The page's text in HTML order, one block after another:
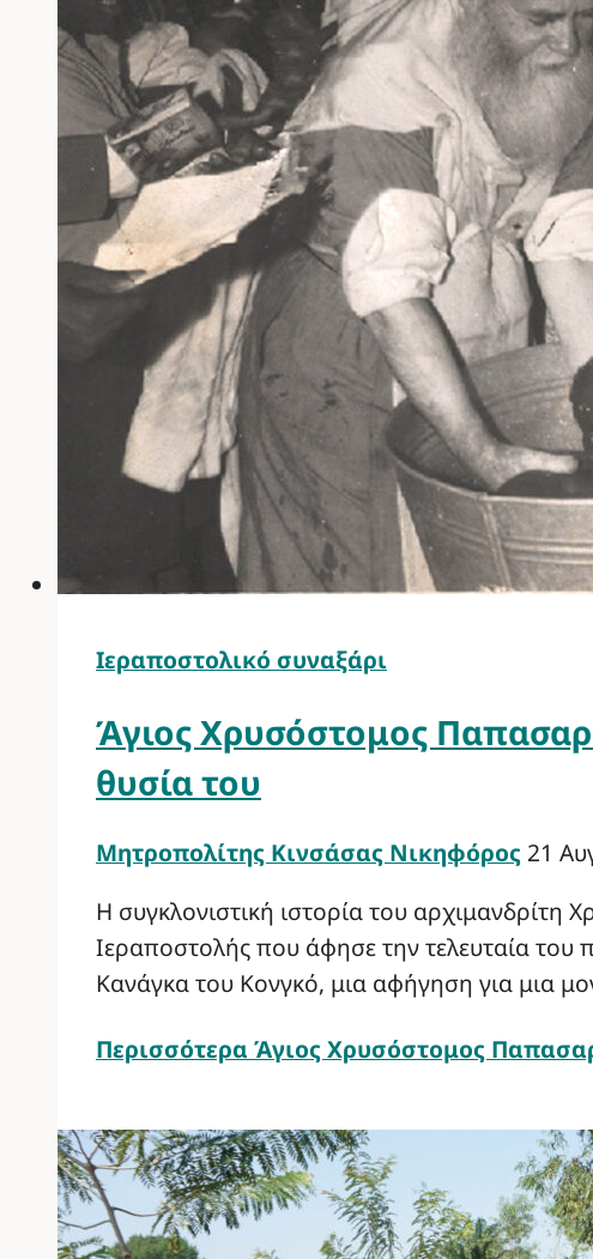
Ιεραποστολικό συναξάρι
Άγιος Χρυσόστομος
θυσία του
Μητροπολίτης Κινσάσας Νικηφόρος 21
Η συγκλονιστική ιστορία του
Ιεραποστολής που άφησε την τελευταία
Κανάγκα του Κονγκό, μια αφήγηση για μια
Περισσότερα Άγιος Χρυσόστομος